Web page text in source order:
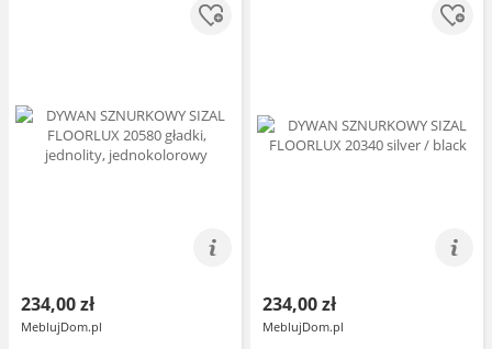
234,00 zł
MeblujDom.pl
234,00 zł
MeblujDom.pl